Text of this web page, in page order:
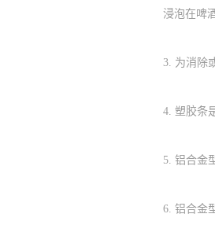
浸泡在啤
3. 为消除
4. 塑胶条
5. 铝合金
6. 铝合金